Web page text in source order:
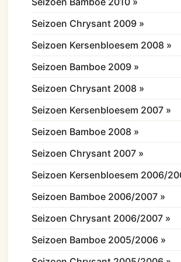
Seizoen Chrysant 2009 »
Seizoen Kersenbloesem 2008 »
Seizoen Bamboe 2009 »
Seizoen Chrysant 2008 »
Seizoen Kersenbloesem 2007 »
Seizoen Bamboe 2008 »
Seizoen Chrysant 2007 »
Seizoen Kersenbloesem 2006/
Seizoen Bamboe 2006/2007 »
Seizoen Chrysant 2006/2007 »
Seizoen Bamboe 2005/2006 »